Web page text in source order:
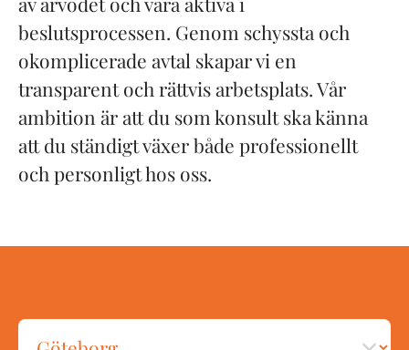
beslutsprocessen. Genom schyssta och
okomplicerade avtal skapar vi en
transparent och rättvis arbetsplats. Vår
ambition är att du som konsult ska känna
att du ständigt växer både professionellt
och personligt hos oss.